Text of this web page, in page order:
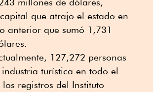
que atrajo el estado en
anterior que sumó 1,731
127,272 personas
turística en todo el
registros del Instituto